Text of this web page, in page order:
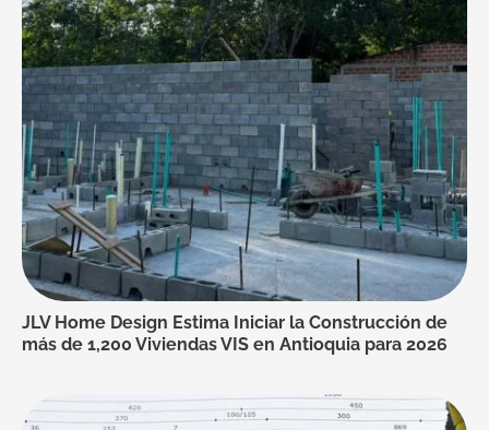
JLV Home Design Estima Iniciar la Construcción de
más de 1,200 Viviendas VIS en Antioquia para 2026